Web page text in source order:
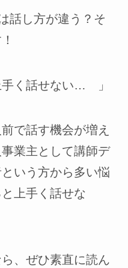
話し方が違う？そ
手く話せない… 」
で話す機会が増え
業主として講師デ
いう方から多い悩
上手く話せな
、ぜひ素直に読ん